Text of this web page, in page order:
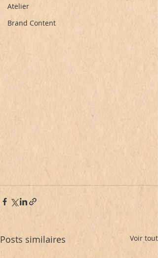
Atelier
Brand Content
Posts similaires Voir tout